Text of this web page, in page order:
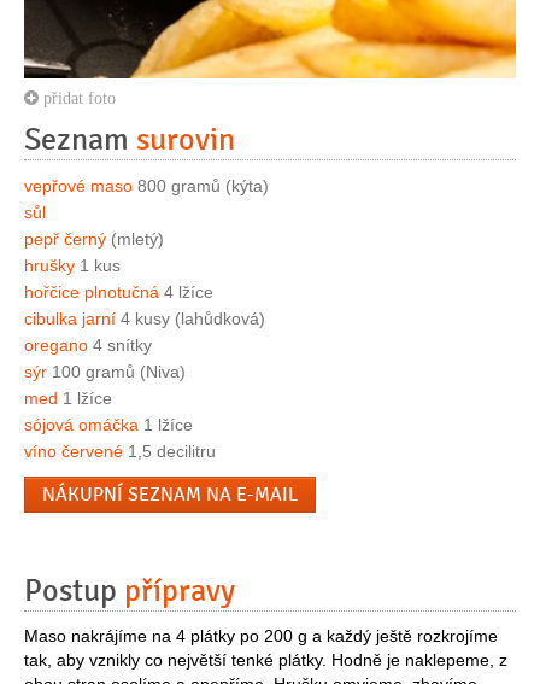
přidat foto
Seznam surovin
vepřové maso 800 gramů (kýta)
sůl
pepř černý (mletý)
hrušky 1 kus
hořčice plnotučná 4 lžíce
cibulka jarní 4 kusy (lahůdková)
oregano 4 snítky
sýr 100 gramů (Niva)
med 1 lžíce
sójová omáčka 1 lžíce
víno červené 1,5 decilitru
NÁKUPNÍ SEZNAM NA E-MAIL
Postup přípravy
Maso nakrájíme na 4 plátky po 200 g a každý ještě rozkrojíme
tak, aby vznikly co největší tenké plátky. Hodně je naklepeme, z